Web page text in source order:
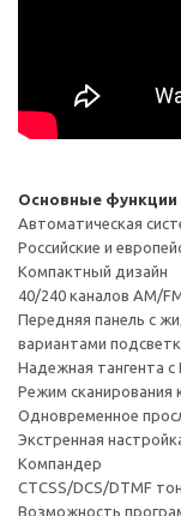
Основные функции
Автоматическая
Российские и
Компактный дизайн
40/240 каналов AM/
Передняя панель с
вариантами
Надежная тангента с
Режим сканирования
Одновременное
Экстренная
Компандер
CTCSS/DCS/DTMF
Возможность